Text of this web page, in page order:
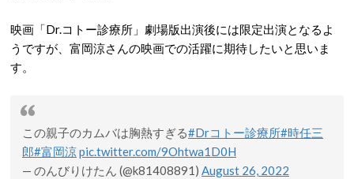
映画「Dr.コトー診療所」劇場版出演後には限定出演となるよ
うですが、富岡涼さんの映画での活躍に期待したいと思いま
す。
この親子のカムバは胸熱すぎる#Drコトー診療所#時任三
郎#富岡涼pic.twitter.com/9Ohtwa1D0H
— のんびりけたん (@k81408891) August 26, 2022